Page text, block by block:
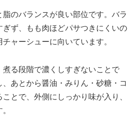
のバランスが良い部位です。バラ
ぎず、もも肉ほどパサつきにくいの
ャーシューに向いています。
煮る段階で濃くしすぎないことで
あとから醤油・みりん・砂糖・コ
とで、外側にしっかり味が入り、